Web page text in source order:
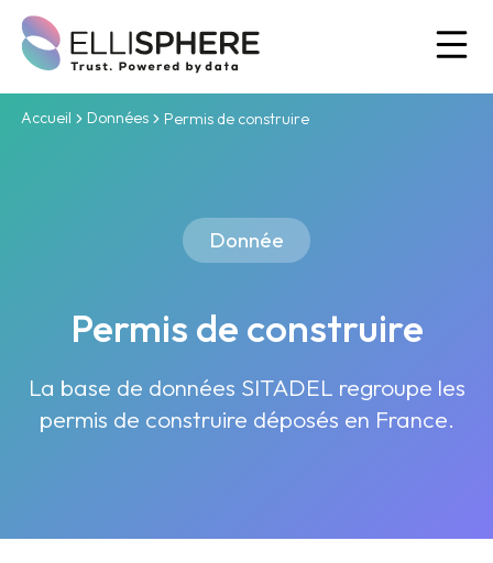
Accueil Données Permis de construire
Donnée
Permis de construire
La base de données SITADEL regroupe les
permis de construire déposés en France.